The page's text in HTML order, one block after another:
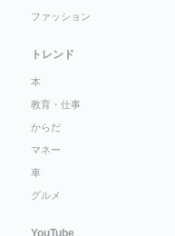
ファッション
トレンド
本
教育・仕事
からだ
マネー
車
グルメ
YouTube